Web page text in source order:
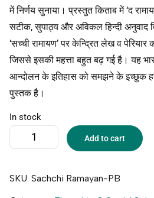
में निर्णय सुनाया। प्रस्तुत किताब में ‘द
सटीक, सुपाठ्य और अविकल हिन्दी अनुवाद
‘सच्ची रामायण’ पर केन्द्रित लेख व पेरियार
जिससे इसकी महत्ता बहुत बढ़ गई है। यह
आन्दोलन के इतिहास को समझने के इच्छुक
पुस्तक है।
In stock
Add to cart
SKU: Sachchi Ramayan-PB